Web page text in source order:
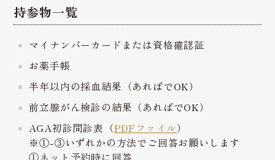
持参物一覧
マイナンバーカードまたは資格確認証
お薬手帳
半年以内の採血結果（あればでOK）
前立腺がん検診の結果（あればでOK）
AGA初診問診表（PDFファイル）
※①-③いずれかの方法でご回答お願いします
①ネット予約時に回答